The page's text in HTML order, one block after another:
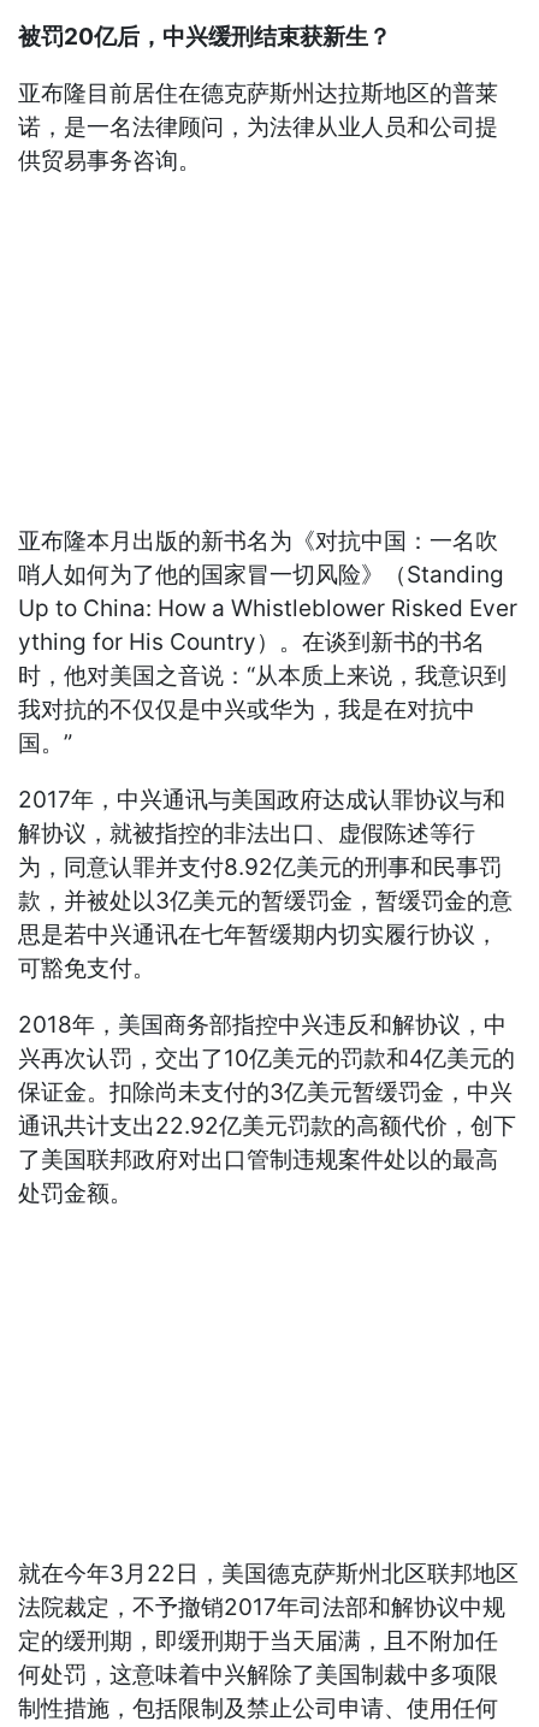
被罚20亿后，中兴缓刑结束获新生？
亚布隆目前居住在德克萨斯州达拉斯地区的普莱
诺，是一名法律顾问，为法律从业人员和公司提
供贸易事务咨询。
亚布隆本月出版的新书名为《对抗中国：一名吹
哨人如何为了他的国家冒一切风险》（Standing
Up to China: How a Whistleblower Risked Ever
ything for His Country）。在谈到新书的书名
时，他对美国之音说：“从本质上来说，我意识到
我对抗的不仅仅是中兴或华为，我是在对抗中
国。”
2017年，中兴通讯与美国政府达成认罪协议与和
解协议，就被指控的非法出口、虚假陈述等行
为，同意认罪并支付8.92亿美元的刑事和民事罚
款，并被处以3亿美元的暂缓罚金，暂缓罚金的意
思是若中兴通讯在七年暂缓期内切实履行协议，
可豁免支付。
2018年，美国商务部指控中兴违反和解协议，中
兴再次认罚，交出了10亿美元的罚款和4亿美元的
保证金。扣除尚未支付的3亿美元暂缓罚金，中兴
通讯共计支出22.92亿美元罚款的高额代价，创下
了美国联邦政府对出口管制违规案件处以的最高
处罚金额。
就在今年3月22日，美国德克萨斯州北区联邦地区
法院裁定，不予撤销2017年司法部和解协议中规
定的缓刑期，即缓刑期于当天届满，且不附加任
何处罚，这意味着中兴解除了美国制裁中多项限
制性措施，包括限制及禁止公司申请、使用任何